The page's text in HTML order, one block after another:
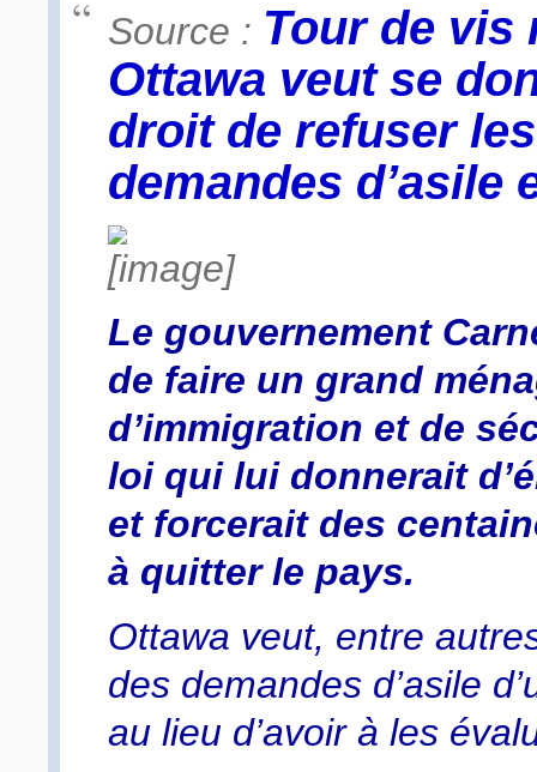
Source : Tour de vis
Ottawa veut se
droit de refuser les
demandes d’asile
Le gouvernement
de faire un grand
d’immigration et de
loi qui lui donnerait
et forcerait des
à quitter le pays.
Ottawa veut, entre
des demandes d’asile
au lieu d’avoir à les